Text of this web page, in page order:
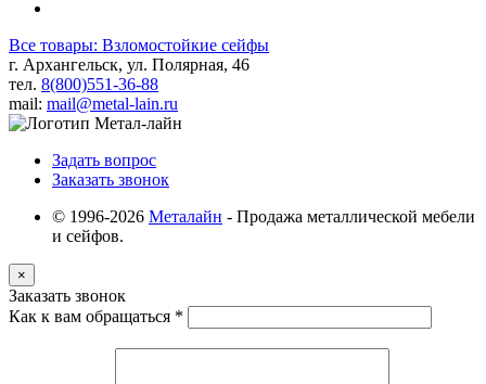
Все товары: Взломостойкие сейфы
г. Архангельск, ул. Полярная, 46
тел. 8(800)551-36-88
mail: mail@metal-lain.ru
Задать вопрос
Заказать звонок
© 1996-2026 Металайн - Продажа металлической мебели
и сейфов.
×
Заказать звонок
Как к вам обращаться *